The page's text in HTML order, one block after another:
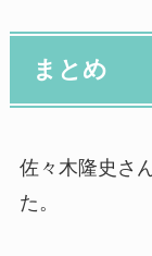
まとめ
佐々木隆史さ
た。